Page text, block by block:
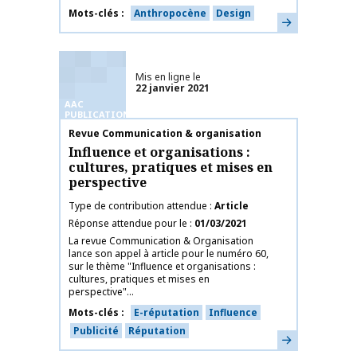
Mots-clés
Anthropocène Design En savoir plus
AAC
PUBLICATIONS
Mis en ligne le
22 janvier 2021
Nom de la publication
Revue Communication & organisation
Influence et organisations :
cultures, pratiques et mises en
perspective
Type de contribution attendue Article
Réponse attendue pour le
01/03/2021
La revue Communication & Organisation
lance son appel à article pour le numéro 60,
sur le thème "Influence et organisations :
cultures, pratiques et mises en
perspective"...
Mots-clés
E-réputation
Influence
Publicité
Réputation En savoir plus